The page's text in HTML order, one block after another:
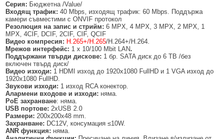
Серия: Бюджетна /Value/
Входящ трафик: 40 Mbps, изходящ трафик: 60 Mbps. Поддържа
камери съвместими с ONVIF протокол
Резолюция на запис и стрийм:6 MPX, 4 MPX, 3 MPX, 2 MPX, 1
MPX, 4CIF, DCIF, 2CIF, CIF, QCIF
Видео компресия: H.265+/H.265/H.264+/H.264.
Мрежов интерфейс: 1 x 10/100 Mbit LAN.
Поддържани твърди дискове: 1 бр. SATA диск до 6 TB /без
включен твърд диск/
Видео изходи: 1 HDMI изход до 1920x1080 FullHD и 1 VGA изход до
1920x1080 FullHD.
Звукови изходи: 1 изход RCA конектор.
Алармени входове и изходи: няма.
PoE захранване: няма.
USB портове: 2xUSB 2.0
Размери: 200х200х48 mm.
Захранване: DC12V, консумация ≤10W.
ANR функция: няма.